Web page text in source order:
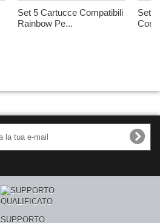
Set 5 Cartucce Compatibili
Rainbow Pe...
Set
SUPPORTO